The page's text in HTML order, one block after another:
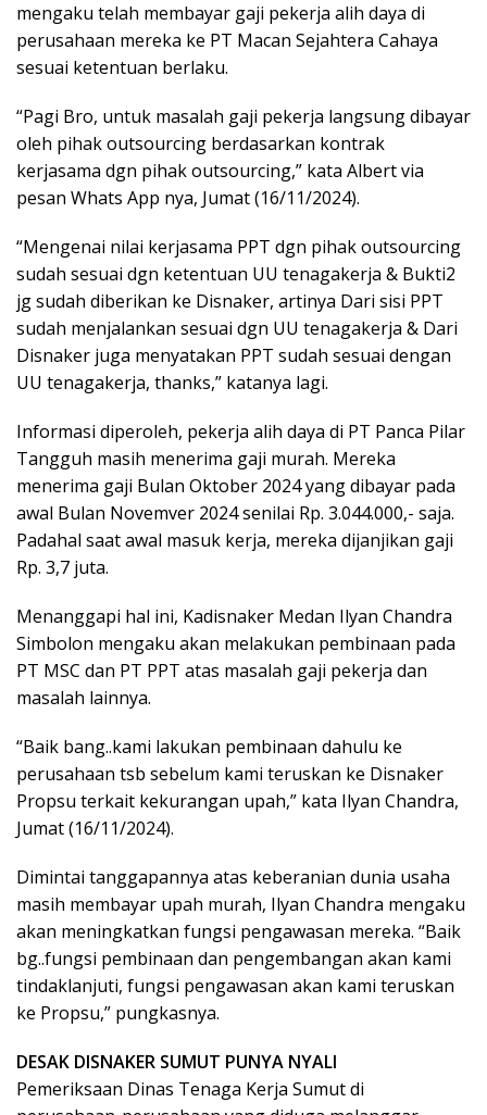
mengaku telah membayar gaji pekerja alih daya di
perusahaan mereka ke PT Macan Sejahtera Cahaya
sesuai ketentuan berlaku.
“Pagi Bro, untuk masalah gaji pekerja langsung dibayar
oleh pihak outsourcing berdasarkan kontrak
kerjasama dgn pihak outsourcing,” kata Albert via
pesan Whats App nya, Jumat (16/11/2024).
“Mengenai nilai kerjasama PPT dgn pihak outsourcing
sudah sesuai dgn ketentuan UU tenagakerja & Bukti2
jg sudah diberikan ke Disnaker, artinya Dari sisi PPT
sudah menjalankan sesuai dgn UU tenagakerja & Dari
Disnaker juga menyatakan PPT sudah sesuai dengan
UU tenagakerja, thanks,” katanya lagi.
Informasi diperoleh, pekerja alih daya di PT Panca Pilar
Tangguh masih menerima gaji murah. Mereka
menerima gaji Bulan Oktober 2024 yang dibayar pada
awal Bulan Novemver 2024 senilai Rp. 3.044.000,- saja.
Padahal saat awal masuk kerja, mereka dijanjikan gaji
Rp. 3,7 juta.
Menanggapi hal ini, Kadisnaker Medan Ilyan Chandra
Simbolon mengaku akan melakukan pembinaan pada
PT MSC dan PT PPT atas masalah gaji pekerja dan
masalah lainnya.
“Baik bang..kami lakukan pembinaan dahulu ke
perusahaan tsb sebelum kami teruskan ke Disnaker
Propsu terkait kekurangan upah,” kata Ilyan Chandra,
Jumat (16/11/2024).
Dimintai tanggapannya atas keberanian dunia usaha
masih membayar upah murah, Ilyan Chandra mengaku
akan meningkatkan fungsi pengawasan mereka. “Baik
bg..fungsi pembinaan dan pengembangan akan kami
tindaklanjuti, fungsi pengawasan akan kami teruskan
ke Propsu,” pungkasnya.
DESAK DISNAKER SUMUT PUNYA NYALI
Pemeriksaan Dinas Tenaga Kerja Sumut di